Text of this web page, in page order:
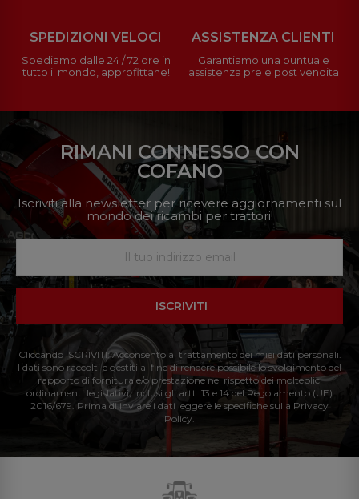
SPEDIZIONI VELOCI
Spediamo dalle 24 / 72 ore in
tutto il mondo, approfittane!
ASSISTENZA CLIENTI
Garantiamo una puntuale
assistenza pre e post vendita
RIMANI CONNESSO CON
COFANO
Iscriviti alla newsletter per ricevere aggiornamenti sul
mondo dei ricambi per trattori!
ISCRIVITI
Cliccando ISCRIVITI: Acconsento al trattamento dei miei dati personali.
I dati sono raccolti e gestiti al fine di rendere possibile lo svolgimento del
rapporto di fornitura e/o prestazione nel rispetto dei molteplici
ordinamenti legislativi, inclusi gli artt. 13 e 14 del Regolamento (UE)
2016/679. Prima di inviare i dati leggere le specifiche sulla Privacy
Policy.